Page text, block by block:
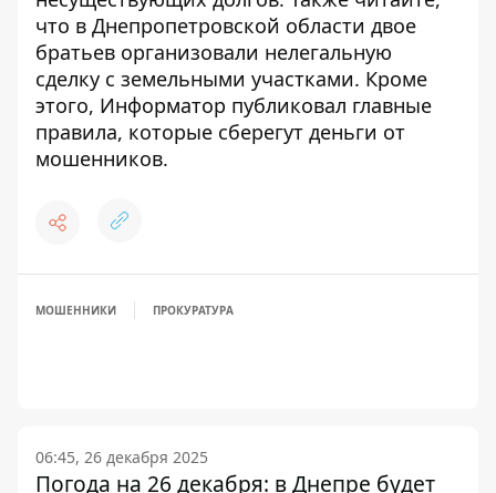
что в Днепропетровской области двое
братьев организовали нелегальную
сделку с земельными участками. Кроме
этого, Информатор публиковал главные
правила, которые сберегут деньги от
мошенников.
МОШЕННИКИ ПРОКУРАТУРА
06:45, 26 декабря 2025
Погода на 26 декабря: в Днепре будет